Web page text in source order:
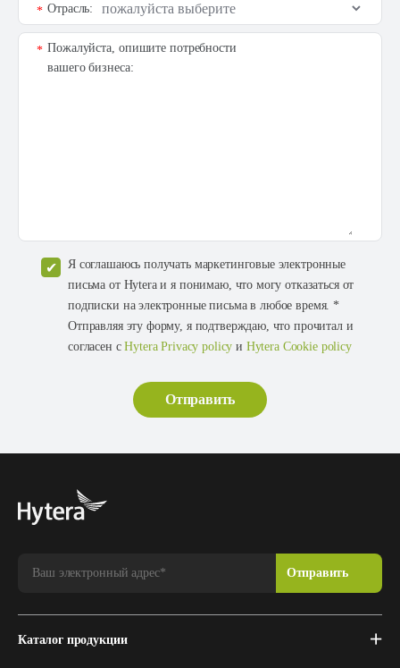
Отрасль:
*
Пожалуйста, опишите потребности
вашего бизнеса:
*
Я соглашаюсь получать маркетинговые электронные
письма от Hytera и я понимаю, что могу отказаться от
подписки на электронные письма в любое время. *
Отправляя эту форму, я подтверждаю, что прочитал и
согласен сHytera Privacy policy и Hytera Cookie policy
Каталог продукции